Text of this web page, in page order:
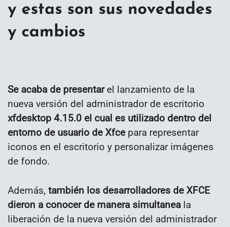
y estas son sus novedades
y cambios
Se acaba de presentarel lanzamiento de la
nueva versión del administrador de escritorio
xfdesktop 4.15.0 el cual es utilizado dentro del
entorno de usuario de Xfcepara representar
iconos en el escritorio y personalizar imágenes
de fondo.
Además, también los desarrolladores de XFCE
dieron a conocer de manera simultanea la
liberación de la nueva versión del administrador